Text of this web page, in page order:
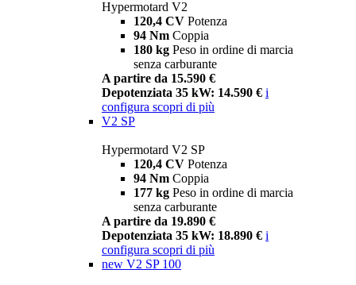
Hypermotard V2
120,4 CV Potenza
94 Nm Coppia
180 kg Peso in ordine di marcia
senza carburante
A partire da 15.590 €
Depotenziata 35 kW: 14.590 € i
configura scopri di più
V2 SP
Hypermotard V2 SP
120,4 CV Potenza
94 Nm Coppia
177 kg Peso in ordine di marcia
senza carburante
A partire da 19.890 €
Depotenziata 35 kW: 18.890 € i
configura scopri di più
new V2 SP 100